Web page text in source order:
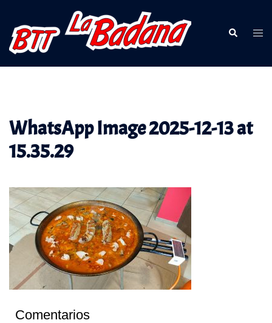
contenido
Buscar
WhatsApp Image 2025-12-13 at
15.35.29
Comentarios